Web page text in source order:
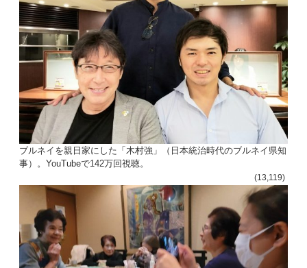
ブルネイを親日家にした「木村強」（日本統治時代のブルネイ県知
事）。YouTubeで142万回視聴。
(13,119)